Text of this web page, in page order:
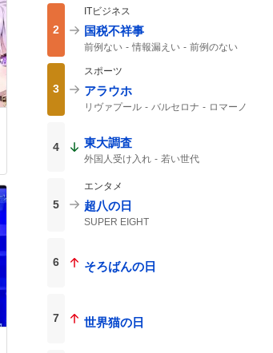
2
ITビジネス
国税不祥事
前例ない 情報漏えい 前例のない
3
スポーツ
アラウホ
リヴァプール バルセロナ
ロマーノ
4 東大調査
外国人受け入れ 若い世代
5
エンタメ
超八の日
SUPER EIGHT
6 そろばんの日
7 世界猫の日